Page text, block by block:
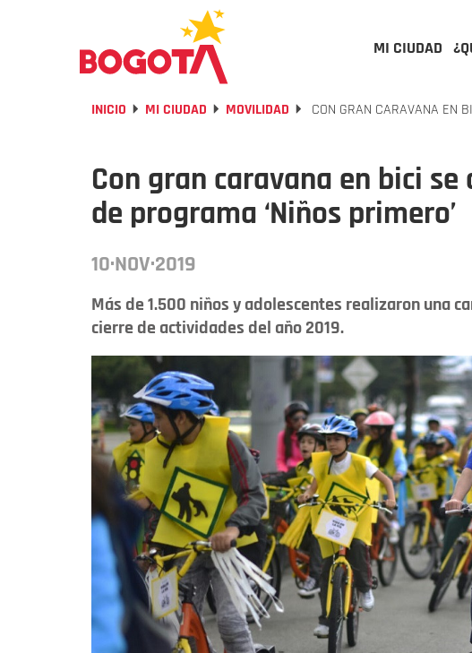
MI CIUDAD
INICIO MI CIUDAD MOVILIDAD CON GRAN CARAVANA EN
Con gran caravana en bici
de programa ‘Niños primero’
10·NOV·2019
Más de 1.500 niños y adolescentes realizaron una
cierre de actividades del año 2019.